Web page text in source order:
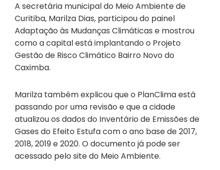
A secretária municipal do Meio Ambiente de
Curitiba, Marilza Dias, participou do painel
Adaptação às Mudanças Climáticas e mostrou
como a capital está implantando o Projeto
Gestão de Risco Climático Bairro Novo do
Caximba.
Marilza também explicou que o PlanClima está
passando por uma revisão e que a cidade
atualizou os dados do Inventário de Emissões de
Gases do Efeito Estufa com o ano base de 2017,
2018, 2019 e 2020. O documento já pode ser
acessado pelo site do Meio Ambiente.